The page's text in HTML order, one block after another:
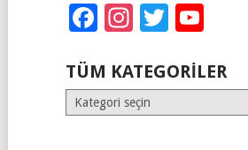
Facebook
Instagram
Twitter
TÜM KATEGORILER
Tüm
Kategoriler